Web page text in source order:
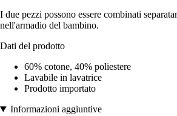
I due pezzi possono essere combinati
nell'armadio del bambino.
Dati del prodotto
60% cotone, 40% poliestere
Lavabile in lavatrice
Prodotto importato
Informazioni aggiuntive